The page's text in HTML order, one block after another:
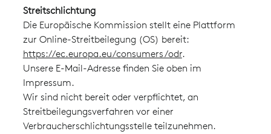
Streitschlichtung
Die Europäische Kommission stellt eine Plattform
zur Online-Streitbeilegung (OS) bereit:
https://ec.europa.eu/consumers/odr.
Unsere E-Mail-Adresse finden Sie oben im
Impressum.
Wir sind nicht bereit oder verpflichtet, an
Streitbeilegungsverfahren vor einer
Verbraucherschlichtungsstelle teilzunehmen.